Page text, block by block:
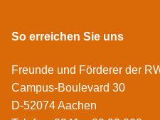
So erreichen Sie uns
Freunde und Förderer der
Campus-Boulevard 30
D-52074 Aachen